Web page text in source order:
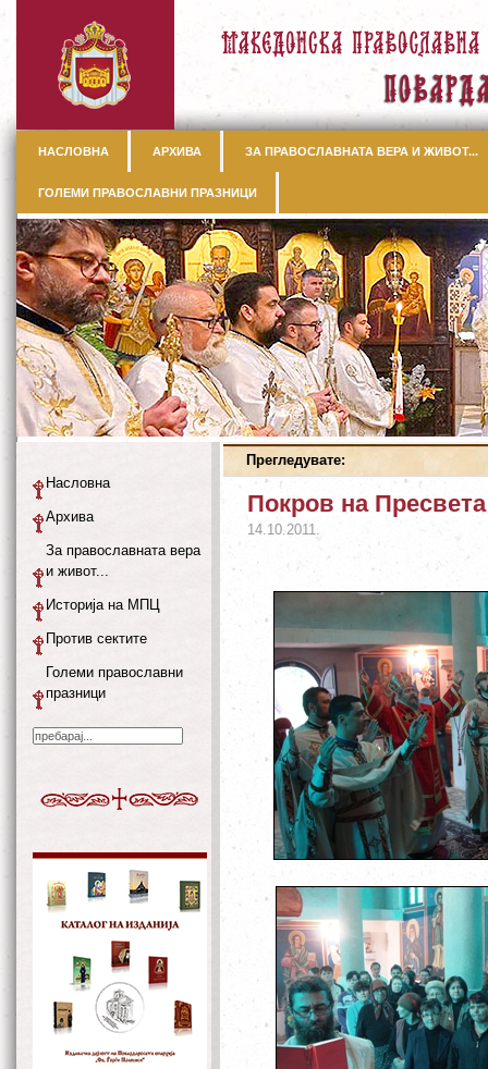
НАСЛОВНА АРХИВА ЗА ПРАВОСЛАВНАТА ВЕРА И ЖИВОТ...
ГОЛЕМИ ПРАВОСЛАВНИ ПРАЗНИЦИ
Прегледувате:
Покров на
14.10.2011.
Насловна
Архива
За православната вера
и живот...
Историја на МПЦ
Против сектите
Големи православни
празници